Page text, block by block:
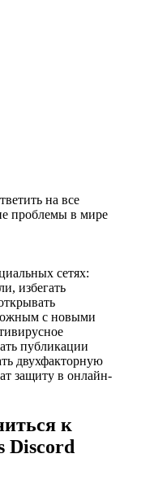
на все
проблемы в мире
сетях:
избегать
с новыми
публикации
двухфакторную
защиту в онлайн-
к
Discord